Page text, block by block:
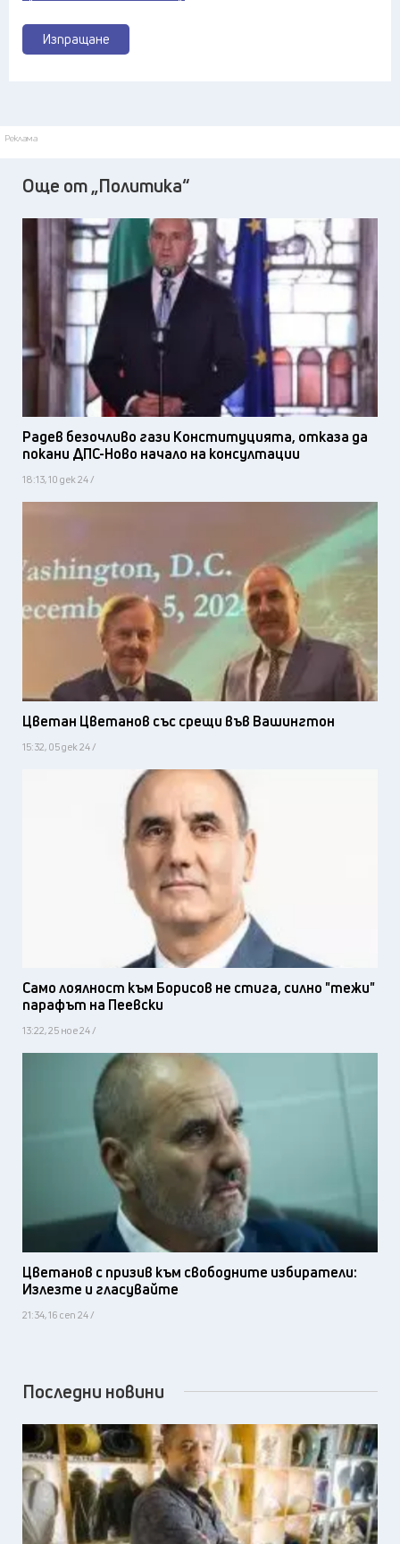
Изпращане
Реклама
Още от „Политика“
Радев безочливо гази Конституцията, отказа да
покани ДПС-Ново начало на консултации
18:13, 10 дек 24 /
Цветан Цветанов със срещи във Вашингтон
15:32, 05 дек 24 /
Само лоялност към Борисов не стига, силно "тежи"
парафът на Пеевски
13:22, 25 ное 24 /
Цветанов с призив към свободните избиратели:
Излезте и гласувайте
21:34, 16 сеп 24 /
Последни новини